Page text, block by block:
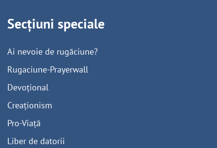
Secțiuni speciale
Ai nevoie de rugăciune?
Rugaciune-Prayerwall
Devoțional
Creaționism
Pro-Viață
Liber de datorii